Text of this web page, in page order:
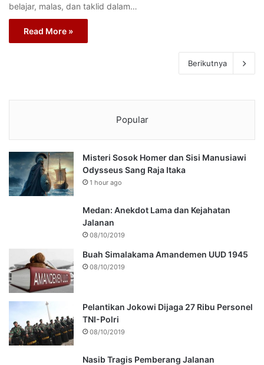
belajar, malas, dan taklid dalam…
Read More »
Berikutnya
Popular
Misteri Sosok Homer dan Sisi Manusiawi
Odysseus Sang Raja Itaka
1 hour ago
Medan: Anekdot Lama dan Kejahatan
Jalanan
08/10/2019
Buah Simalakama Amandemen UUD 1945
08/10/2019
Pelantikan Jokowi Dijaga 27 Ribu Personel
TNI-Polri
08/10/2019
Nasib Tragis Pemberang Jalanan